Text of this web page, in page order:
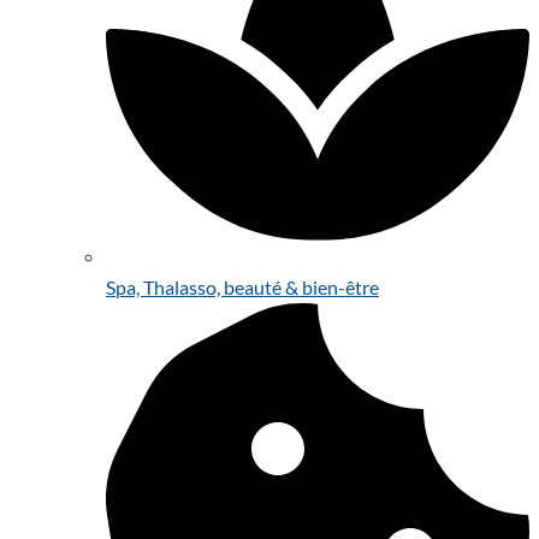
Spa, Thalasso, beauté & bien-être